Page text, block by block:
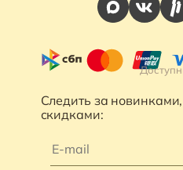
Следить за
скидками: